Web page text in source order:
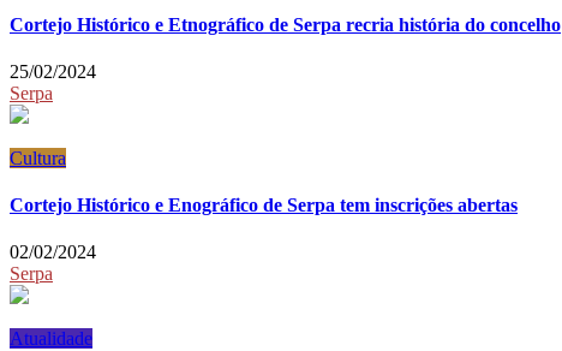
Cortejo Histórico e Etnográfico de Serpa recria história do concelho
25/02/2024
Serpa
Cultura
Cortejo Histórico e Enográfico de Serpa tem inscrições abertas
02/02/2024
Serpa
Atualidade